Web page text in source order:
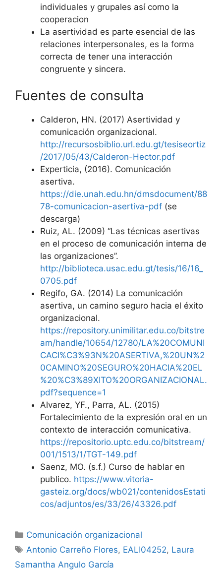
individuales y grupales así como la
cooperacion
La asertividad es parte esencial de las
relaciones interpersonales, es la forma
correcta de tener una interacción
congruente y sincera.
Fuentes de consulta
Calderon, HN. (2017) Asertividad y
comunicación organizacional.
http://recursosbiblio.url.edu.gt/tesiseortiz
/2017/05/43/Calderon-Hector.pdf
Experticia, (2016). Comunicación
asertiva.
https://die.unah.edu.hn/dmsdocument/88
78-comunicacion-asertiva-pdf (se
descarga)
Ruiz, AL. (2009) “Las técnicas asertivas
en el proceso de comunicación interna de
las organizaciones”.
http://biblioteca.usac.edu.gt/tesis/16/16_
0705.pdf
Regifo, GA. (2014) La comunicación
asertiva, un camino seguro hacia el éxito
organizacional.
https://repository.unimilitar.edu.co/bitstre
am/handle/10654/12780/LA%20COMUNI
CACI%C3%93N%20ASERTIVA,%20UN%2
0CAMINO%20SEGURO%20HACIA%20EL
%20%C3%89XITO%20ORGANIZACIONAL.
pdf?sequence=1
Alvarez, YF., Parra, AL. (2015)
Fortalecimiento de la expresión oral en un
contexto de interacción comunicativa.
https://repositorio.uptc.edu.co/bitstream/
001/1513/1/TGT-149.pdf
Saenz, MO. (s.f.) Curso de hablar en
publico. https://www.vitoria-
gasteiz.org/docs/wb021/contenidosEstati
cos/adjuntos/es/33/26/43326.pdf
Categorías
Comunicación organizacional
Etiquetas
Antonio Carreño Flores, EALI04252, Laura
Samantha Angulo García